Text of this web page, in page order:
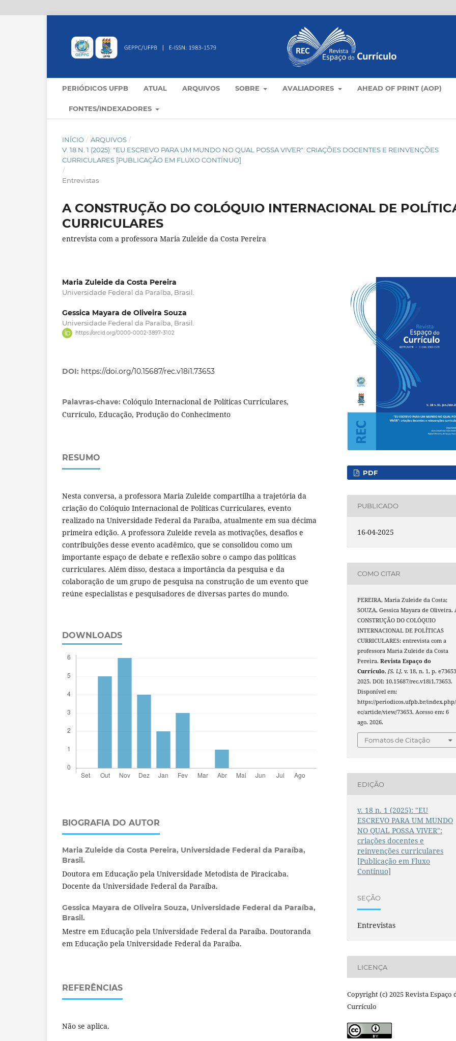
PERIÓDICOS UFPB ATUAL ARQUIVOS SOBRE AVALIADORES AHEAD OF PRINT (AOP)
FONTES/INDEXADORES
INÍCIO / ARQUIVOS /
V. 18 N. 1 (2025): "EU ESCREVO PARA UM MUNDO NO QUAL POSSA VIVER": CRIAÇÕES DOCENTES E REINVENÇÕES
CURRICULARES [PUBLICAÇÃO EM FLUXO CONTÍNUO]
/
Entrevistas
A CONSTRUÇÃO DO COLÓQUIO INTERNACIONAL DE
CURRICULARES
entrevista com a professora Maria Zuleide da Costa Pereira
Maria Zuleide da Costa Pereira
Universidade Federal da Paraíba, Brasil.
Gessica Mayara de Oliveira Souza
Universidade Federal da Paraíba, Brasil.
https://orcid.org/0000-0002-3897-3102
DOI: https://doi.org/10.15687/rec.v18i1.73653
Palavras-chave: Colóquio Internacional de Políticas Curriculares,
Currículo, Educação, Produção do Conhecimento
RESUMO
Nesta conversa, a professora Maria Zuleide compartilha a trajetória da
criação do Colóquio Internacional de Políticas Curriculares, evento
realizado na Universidade Federal da Paraíba, atualmente em sua décima
primeira edição. A professora Zuleide revela as motivações, desafios e
contribuições desse evento acadêmico, que se consolidou como um
importante espaço de debate e reflexão sobre o campo das políticas
curriculares. Além disso, destaca a importância da pesquisa e da
colaboração de um grupo de pesquisa na construção de um evento que
reúne especialistas e pesquisadores de diversas partes do mundo.
DOWNLOADS
BIOGRAFIA DO AUTOR
Maria Zuleide da Costa Pereira, Universidade Federal da Paraíba,
Brasil.
Doutora em Educação pela Universidade Metodista de Piracicaba.
Docente da Universidade Federal da Paraíba.
Gessica Mayara de Oliveira Souza, Universidade Federal da Paraíba,
Brasil.
Mestre em Educação pela Universidade Federal da Paraíba. Doutoranda
em Educação pela Universidade Federal da Paraíba.
REFERÊNCIAS
Não se aplica.
PDF
PUBLICADO
16-04-2025
COMO CITAR
PEREIRA, Maria Zuleide da Costa;
SOUZA, Gessica Mayara de Oliveira.
CONSTRUÇÃO DO COLÓQUIO
INTERNACIONAL DE POLÍTICAS
CURRICULARES: entrevista com a
professora Maria Zuleide da Costa
Pereira.Revista Espaço do
Currículo,[S. l.], v. 18, n. 1, p.
2025. DOI: 10.15687/rec.v18i1.73653.
Disponível em:
https://periodicos.ufpb.br/
ec/article/view/73653. Acesso em: 6
ago. 2026.
Fomatos de Citação
EDIÇÃO
v. 18 n. 1 (2025): "EU
ESCREVO PARA UM MUNDO
NO QUAL POSSA VIVER":
criações docentes e
reinvenções curriculares
[Publicação em Fluxo
Contínuo]
SEÇÃO
Entrevistas
LICENÇA
Copyright (c) 2025 Revista Espaço
Currículo